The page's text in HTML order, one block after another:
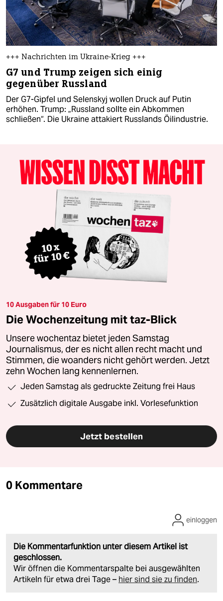
+++ Nachrichten im Ukraine-Krieg +++
G7 und Trump zeigen sich einig
gegenüber Russland
Der G7-Gipfel und Selenskyj wollen Druck auf Putin
erhöhen. Trump: „Russland sollte ein Abkommen
schließen“. Die Ukraine attakiert Russlands Öilindustrie.
10 Ausgaben für 10 Euro
Die Wochenzeitung mit taz-Blick
Unsere wochentaz bietet jeden Samstag
Journalismus, der es nicht allen recht macht und
Stimmen, die woanders nicht gehört werden. Jetzt
zehn Wochen lang kennenlernen.
Jeden Samstag als gedruckte Zeitung frei Haus
Zusätzlich digitale Ausgabe inkl. Vorlesefunktion
Jetzt bestellen
0 Kommentare
Die Kommentarfunktion unter diesem Artikel ist
geschlossen.
Wir öffnen die Kommentarspalte bei ausgewählten
Artikeln für etwa drei Tage – hier sind sie zu finden.
einloggen